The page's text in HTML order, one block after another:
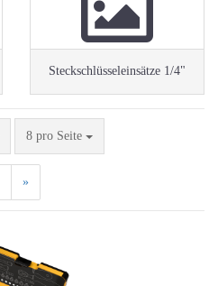
Steckschlüsseleinsätze 1/4"
8 pro Seite
pro Seite
»